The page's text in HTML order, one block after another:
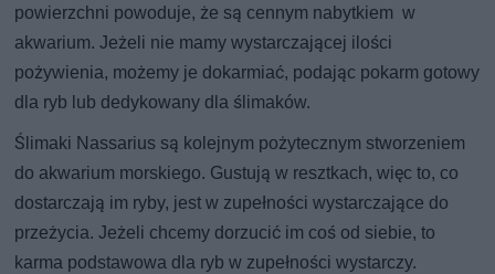
powierzchni powoduje, że są cennym nabytkiem w
akwarium. Jeżeli nie mamy wystarczającej ilości
pożywienia, możemy je dokarmiać, podając pokarm gotowy
dla ryb lub dedykowany dla ślimaków.
Ślimaki Nassarius są kolejnym pożytecznym stworzeniem
do akwarium morskiego. Gustują w resztkach, więc to, co
dostarczają im ryby, jest w zupełności wystarczające do
przeżycia. Jeżeli chcemy dorzucić im coś od siebie, to
karma podstawowa dla ryb w zupełności wystarczy.